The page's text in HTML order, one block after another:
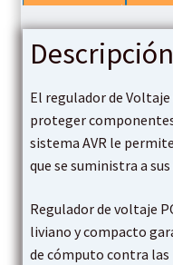
Descripción
El regulador de
proteger
sistema AVR le
que se suministra a
Regulador de voltaje
liviano y compacto
de cómputo contra